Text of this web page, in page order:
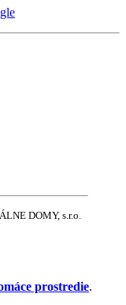
DOMY, s.r.o.
prostredie.